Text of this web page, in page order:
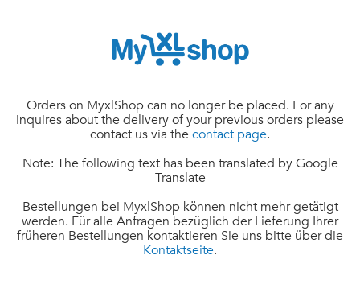
Orders on MyxlShop can no longer be placed. For any
inquires about the delivery of your previous orders please
contact us via the contact page.
Note: The following text has been translated by Google
Translate
Bestellungen bei MyxlShop können nicht mehr getätigt
werden. Für alle Anfragen bezüglich der Lieferung Ihrer
früheren Bestellungen kontaktieren Sie uns bitte über die
Kontaktseite.